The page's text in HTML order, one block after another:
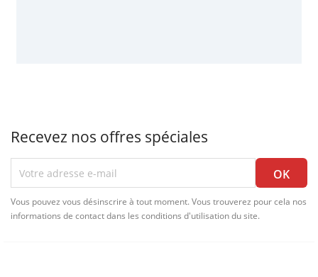
Recevez nos offres spéciales
Vous pouvez vous désinscrire à tout moment. Vous trouverez pour cela nos
informations de contact dans les conditions d'utilisation du site.